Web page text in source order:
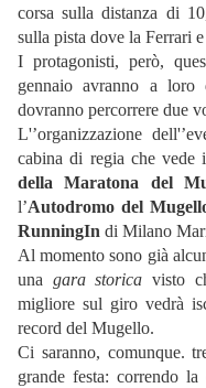
corsa sulla distanza di
sulla pista dove la Ferrari
I protagonisti, però,
gennaio avranno a loro
dovranno percorrere due
L'’organizzazione
cabina di regia che vede
della Maratona del
l’Autodromo del
RunningIn di Milano
Al momento sono già
una gara storica visto
migliore sul giro vedrà
record del Mugello.
Ci saranno, comunque.
grande festa: correndo